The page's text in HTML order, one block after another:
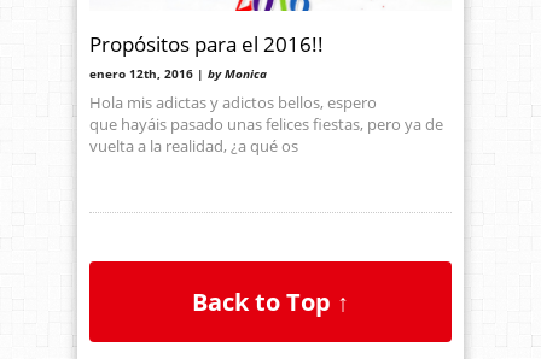
Propósitos para el 2016!!
enero 12th, 2016 | by Monica
Hola mis adictas y adictos bellos, espero
que hayáis pasado unas felices fiestas, pero ya de
vuelta a la realidad, ¿a qué os
Back to Top ↑